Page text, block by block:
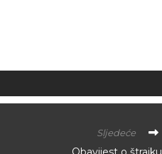
Sljedeće